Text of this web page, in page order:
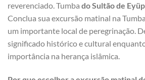
reverenciado. Tumba do Sultão de
Conclua sua excursão matinal na
um importante local de peregrinação.
significado histórico e cultural
importância na herança islâmica.